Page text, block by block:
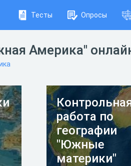
Тесты Опросы
Америка"
работа по
географии
"Южные
материки"